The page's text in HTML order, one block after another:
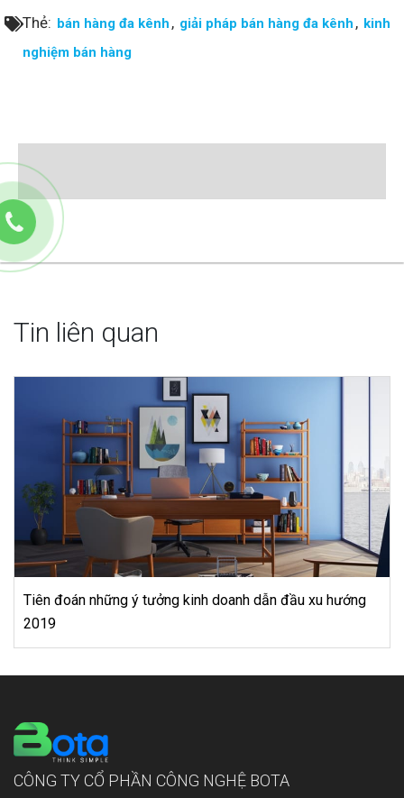
Thẻ: bán hàng đa kênh , giải pháp bán hàng đa kênh , kinh
nghiệm bán hàng
Tin liên quan
kinh doanh dẫn đầu xu hướng
5 lý do khiến bạn
CÔNG TY CỔ PHẦN CÔNG NGHỆ BOTA